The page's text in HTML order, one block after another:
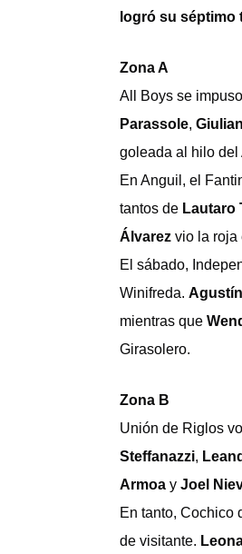
logró su
Zona A
All Boys se
Parassole,
goleada al hilo del
En Anguil, el
tantos de Lautaro
Álvarez vio la roja
El sábado,
Winifreda.
mientras que
Girasolero.
Zona B
Unión de Riglos
Steffanazzi,
Armoa y Joel
En tanto, Cochico
de visitante.